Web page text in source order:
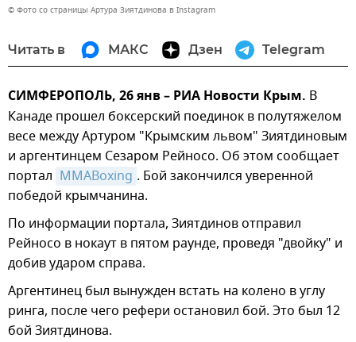
© Фото со страницы Артура Зиятдинова в Instagram
Читать в МАКС Дзен Telegram
СИМФЕРОПОЛЬ, 26 янв – РИА Новости Крым. В
Канаде прошел боксерский поединок в полутяжелом
весе между Артуром "Крымским львом" Зиятдиновым
и аргентинцем Сезаром Рейносо. Об этом сообщает
портал MMABoxing . Бой закончился уверенной
победой крымчанина.
По информации портала, Зиятдинов отправил
Рейносо в нокаут в пятом раунде, проведя "двойку" и
добив ударом справа.
Аргентинец был вынужден встать на колено в углу
ринга, после чего рефери остановил бой. Это был 12
бой Зиятдинова.